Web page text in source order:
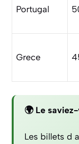
Portugal
Grece
🌍 Le
Les billets d